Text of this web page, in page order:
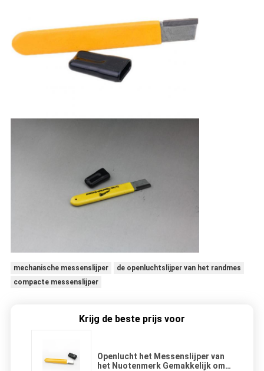
mechanische messenslijper
de openluchtslijper van het randmes
compacte messenslijper
Krijg de beste prijs voor
Openlucht het Messenslijper van
het Nuotenmerk Gemakkelijk om